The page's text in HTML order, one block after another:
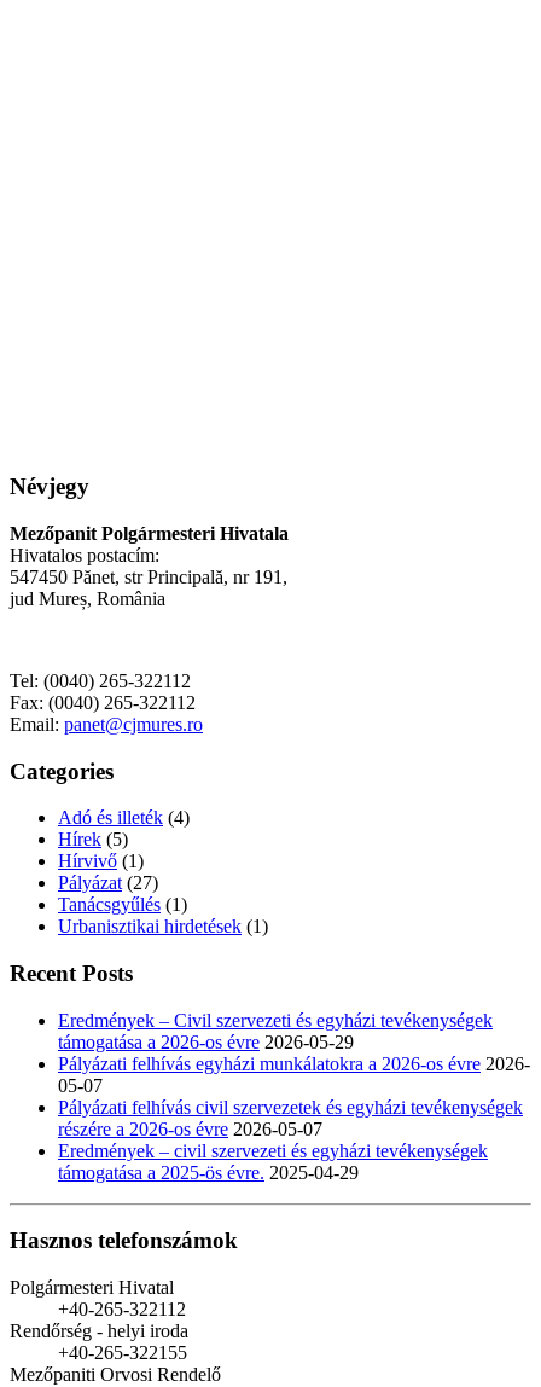
Névjegy
Mezőpanit Polgármesteri Hivatala
Hivatalos postacím:
547450 Pănet, str Principală, nr 191,
jud Mureș, România
Tel: (0040) 265-322112
Fax: (0040) 265-322112
Email: panet@cjmures.ro
Categories
Adó és illeték (4)
Hírek (5)
Hírvivő (1)
Pályázat (27)
Tanácsgyűlés (1)
Urbanisztikai hirdetések (1)
Recent Posts
Eredmények – Civil szervezeti és egyházi tevékenységek
támogatása a 2026-os évre 2026-05-29
Pályázati felhívás egyházi munkálatokra a 2026-os évre 2026-
05-07
Pályázati felhívás civil szervezetek és egyházi tevékenységek
részére a 2026-os évre 2026-05-07
Eredmények – civil szervezeti és egyházi tevékenységek
támogatása a 2025-ös évre. 2025-04-29
Hasznos telefonszámok
Polgármesteri Hivatal
+40-265-322112
Rendőrség - helyi iroda
+40-265-322155
Mezőpaniti Orvosi Rendelő